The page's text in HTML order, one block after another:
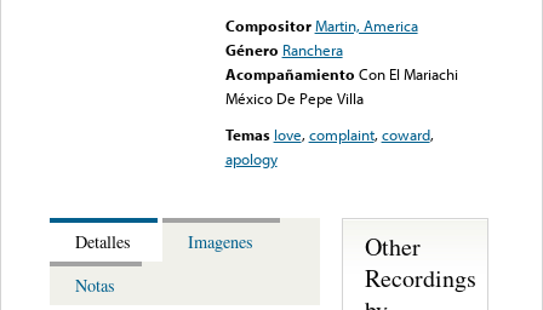
Compositor Martin, America
Género Ranchera
Acompañamiento Con El Mariachi
México De Pepe Villa
Temas love,complaint,coward,
apology
Detalles
Imagenes
Notas
Other
Recordings